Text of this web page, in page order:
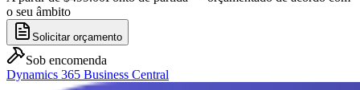
o seu âmbito
Solicitar orçamento
Sob encomenda
Dynamics 365 Business Central